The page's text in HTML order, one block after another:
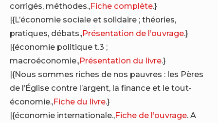
corrigés, méthodes.,Fiche complète.}
|{L’économie sociale et solidaire ; théories,
pratiques, débats.,Présentation de l’ouvrage.}
|{économie politique t.3 ;
macroéconomie.,Présentation du livre.}
|{Nous sommes riches de nos pauvres : les Pères
de l’Église contre l’argent, la finance et le tout-
économie.,Fiche du livre.}
|{économie internationale.,Fiche de l’ouvrage. A